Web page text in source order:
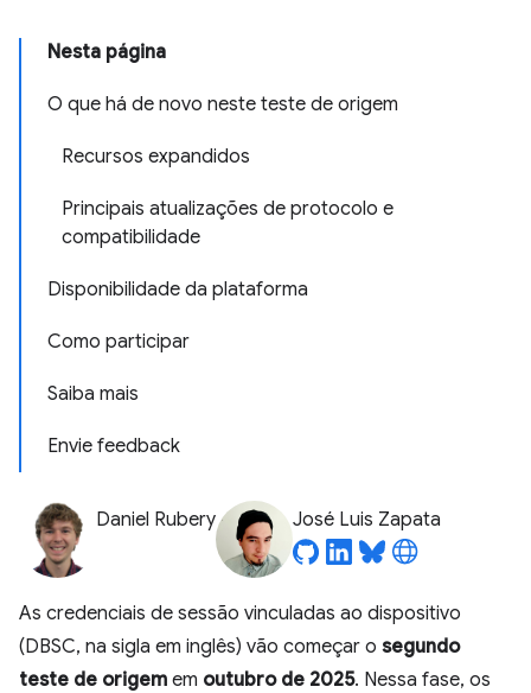
Nesta página
O que há de novo neste teste de origem
Recursos expandidos
Principais atualizações de protocolo e
compatibilidade
Disponibilidade da plataforma
Como participar
Saiba mais
Envie feedback
Daniel Rubery José Luis Zapata
As credenciais de sessão vinculadas ao dispositivo
(DBSC, na sigla em inglês) vão começar o segundo
teste de origem em outubro de 2025. Nessa fase, os